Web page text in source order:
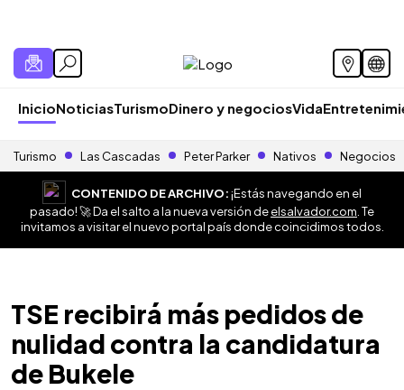
InicioNoticiasTurismoDinero y negociosVida
Turismo Las Cascadas Peter Parker Nativos Negocios
CONTENIDO DE ARCHIVO:¡Estás navegando en el
pasado! 🚀 Da el salto a la nueva versión deelsalvador.com . Te
invitamos a visitar el nuevo portal país donde coincidimos todos.
TSE recibirá más pedidos de
nulidad contra la candidatura
de Bukele